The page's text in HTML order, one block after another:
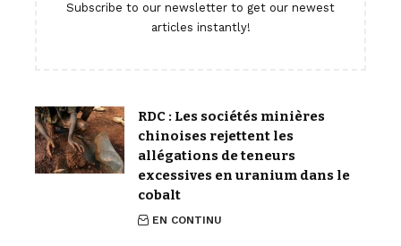
Subscribe to our newsletter to get our newest
articles instantly!
RDC : Les sociétés minières
chinoises rejettent les
allégations de teneurs
excessives en uranium dans le
cobalt
EN CONTINU